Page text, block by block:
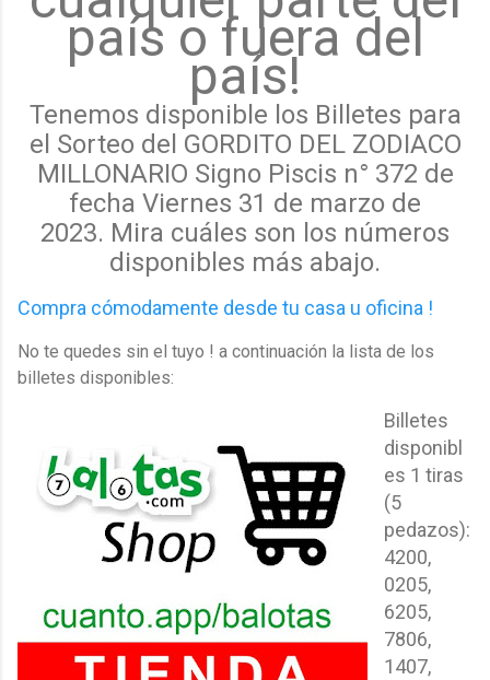
país o fuera del
país!
Tenemos disponible los Billetes para
el Sorteo del GORDITO DEL ZODIACO
MILLONARIO Signo Piscis n° 372 de
fecha Viernes 31 de marzo de
2023. Mira cuáles son los números
disponibles más abajo.
Compra cómodamente desde tu casa u oficina !
No te quedes sin el tuyo ! a continuación la lista de los
billetes disponibles:
Billetes
disponibl
es 1 tiras
(5
pedazos):
4200,
0205,
6205,
7806,
1407,